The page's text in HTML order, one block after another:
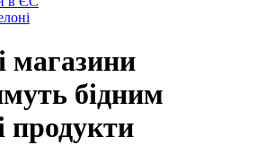
бідним
продукти